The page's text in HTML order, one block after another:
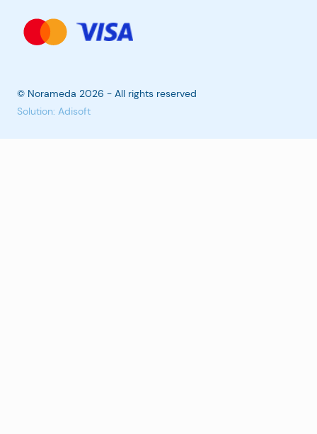
© Norameda 2026 - All rights reserved
Solution: Adisoft